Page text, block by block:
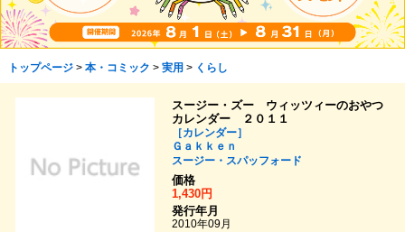
トップページ> 本・コミック > 実用 > くらし
スージー・ズー ウィッツィーのおやつ
カレンダー ２０１１
［カレンダー］
Ｇａｋｋｅｎ
スージー・スパッフォード
価格
1,430円
発行年月
2010年09月